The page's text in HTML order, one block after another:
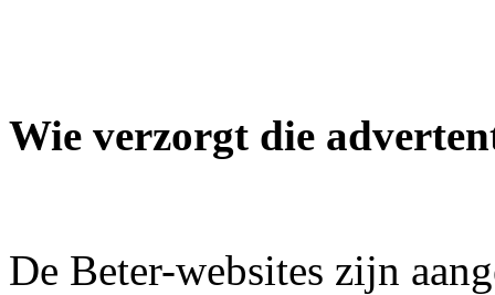
Wie verzorgt die
De Beter-websites zijn